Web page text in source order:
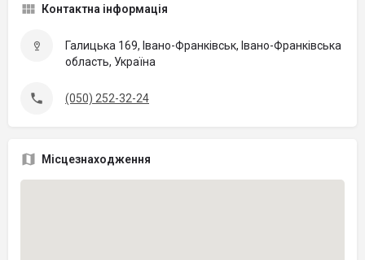
Контактна інформація
Галицька 169, Івано-Франківськ, Івано-Франківська
область, Україна
(050) 252-32-24
Місцезнаходження